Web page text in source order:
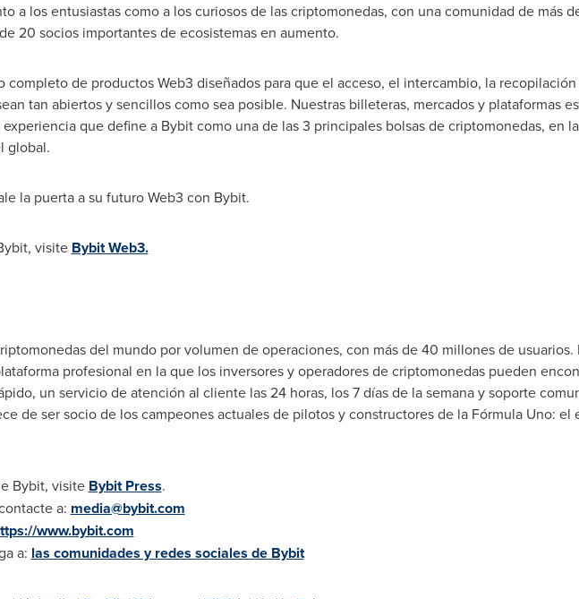
a los entusiastas como a los curiosos de las criptomonedas, con una comunidad de más
20 socios importantes de ecosistemas en aumento.
de productos Web3 diseñados para que el acceso, el intercambio, la
tan abiertos y sencillos como sea posible. Nuestras billeteras, mercados y plataformas
que define a Bybit como una de las 3 principales bolsas de criptomonedas, en
global.
la puerta a su futuro Web3 con Bybit.
visite Bybit Web3.
del mundo por volumen de operaciones, con más de 40 millones de
profesional en la que los inversores y operadores de criptomonedas pueden
un servicio de atención al cliente las 24 horas, los 7 días de la semana y soporte
de ser socio de los campeones actuales de pilotos y constructores de la Fórmula Uno: el
Bybit, visite Bybit Press.
a: media@bybit.com
www.bybit.com
a: las comunidades y redes sociales de Bybit